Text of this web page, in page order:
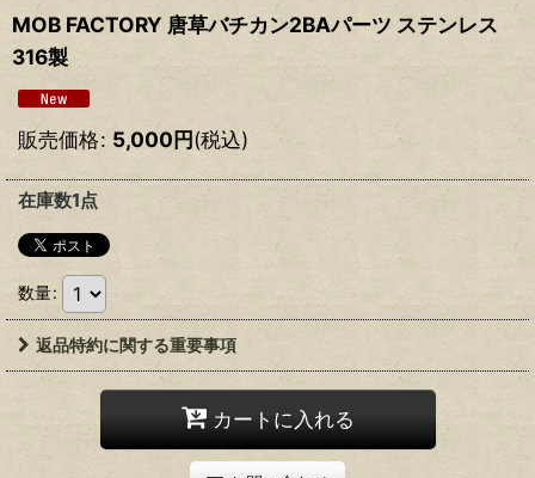
MOB FACTORY 唐草バチカン2BAパーツ ステンレス
316製
販売価格: 5,000円(税込)
在庫数1点
数量:
返品特約に関する重要事項
カートに入れる